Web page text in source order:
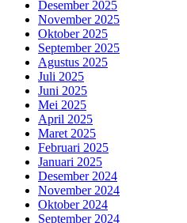
Desember 2025
November 2025
Oktober 2025
September 2025
Agustus 2025
Juli 2025
Juni 2025
Mei 2025
April 2025
Maret 2025
Februari 2025
Januari 2025
Desember 2024
November 2024
Oktober 2024
September 2024